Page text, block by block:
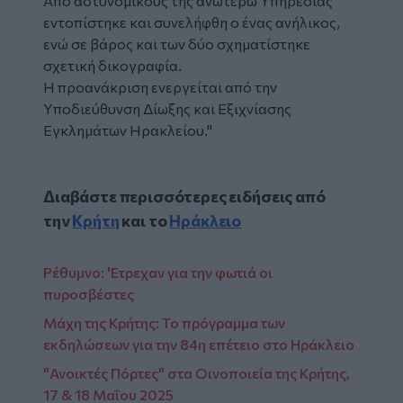
εντοπίστηκε και συνελήφθη ο ένας ανήλικος,
ενώ σε βάρος και των δύο σχηματίστηκε
σχετική δικογραφία.
Η προανάκριση ενεργείται από την
Υποδιεύθυνση Δίωξης και Εξιχνίασης
Εγκλημάτων Ηρακλείου."
Διαβάστε περισσότερες ειδήσεις από
τηνΚρήτηκαι τοΗράκλειο
Ρέθυμνο: 'Ετρεχαν για την φωτιά οι
πυροσβέστες
Μάχη της Κρήτης: Το πρόγραμμα των
εκδηλώσεων για την 84η επέτειο στο Ηράκλειο
"Ανοικτές Πόρτες" στα Οινοποιεία της Κρήτης,
17 & 18 Μαΐου 2025